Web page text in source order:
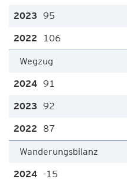
95
106
Wegzug
91
92
87
Wanderungsbilanz
-15